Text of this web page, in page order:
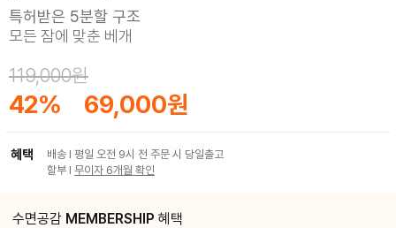
특허받은 5분할 구조
모든 잠에 맞춘 베개
119,000원
42% 69,000원
혜택
배송 I 평일 오전 9시 전 주문 시 당일출고
할부 I 무이자 6개월 확인
수면공감 MEMBERSHIP 혜택